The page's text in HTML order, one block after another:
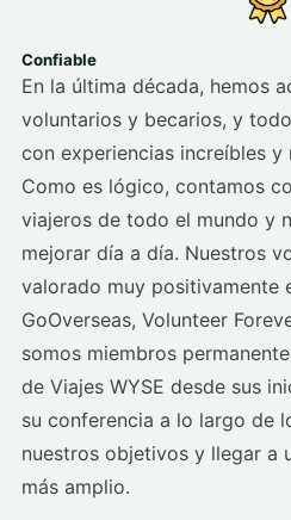
Confiable
En la última década, hemos
voluntarios y becarios, y
con experiencias increíbles y
Como es lógico, contamos
viajeros de todo el mundo y
mejorar día a día. Nuestros
valorado muy positivamente
GoOverseas, Volunteer
somos miembros
de Viajes WYSE desde sus
su conferencia a lo largo de
nuestros objetivos y llegar a
más amplio.